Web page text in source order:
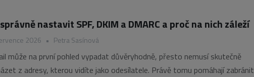
nastavit SPF, DKIM a DMARC a proč na nich záleží
2026 • Petra Sasínová
může na první pohled vypadat důvěryhodně, přesto nemusí skutečně
z adresy, kterou vidíte jako odesílatele. Právě tomu pomáhají zabránit